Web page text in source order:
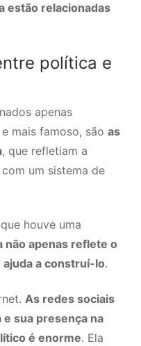
estão relacionadas
política e
apenas
mais famoso, são as
, que refletiam a
um sistema de
houve uma
não apenas reflete o
a construí-lo.
As redes sociais
sua presença na
é enorme. Ela